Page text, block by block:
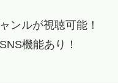
ンルが視聴可能！
機能あり！